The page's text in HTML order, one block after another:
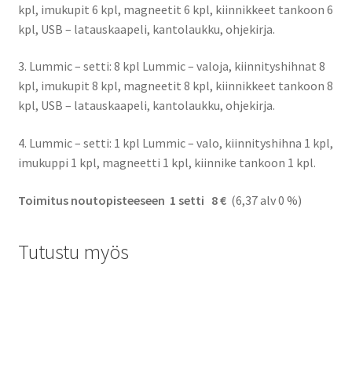
kpl, imukupit 6 kpl, magneetit 6 kpl, kiinnikkeet tankoon 6
kpl, USB – latauskaapeli, kantolaukku, ohjekirja.
3. Lummic – setti: 8 kpl Lummic – valoja, kiinnityshihnat 8
kpl, imukupit 8 kpl, magneetit 8 kpl, kiinnikkeet tankoon 8
kpl, USB – latauskaapeli, kantolaukku, ohjekirja.
4. Lummic – setti: 1 kpl Lummic – valo, kiinnityshihna 1 kpl,
imukuppi 1 kpl, magneetti 1 kpl, kiinnike tankoon 1 kpl.
Toimitus noutopisteeseen 1 setti 8 €(6,37 alv 0 %)
Tutustu myös